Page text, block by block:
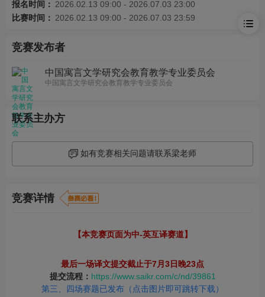
报名时间： 2026.02.13 09:00 - 2026.07.03 23:00
比赛时间： 2026.02.13 09:00 - 2026.07.03 23:59
竞赛发布者
中国寓言文学研究会教育教学专业委员会
中国寓言文学研究会教育教学专业委员会
联系主办方
如有竞赛相关问题请联系梁老师
竞赛详情
【本竞赛页面为中-英互译赛道】
最后一场译文提交截止于7月3日晚23点
提交流程： https://www.saikr.com/c/nd/39861
第三、四场赛题已发布（点击图片即可跳转下载）